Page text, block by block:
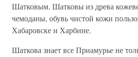
Шатковым. Шатковы из древа
чемоданы, обувь чистой кожи
Хабаровске и Харбине.
Шаткова знает все Приамурье не